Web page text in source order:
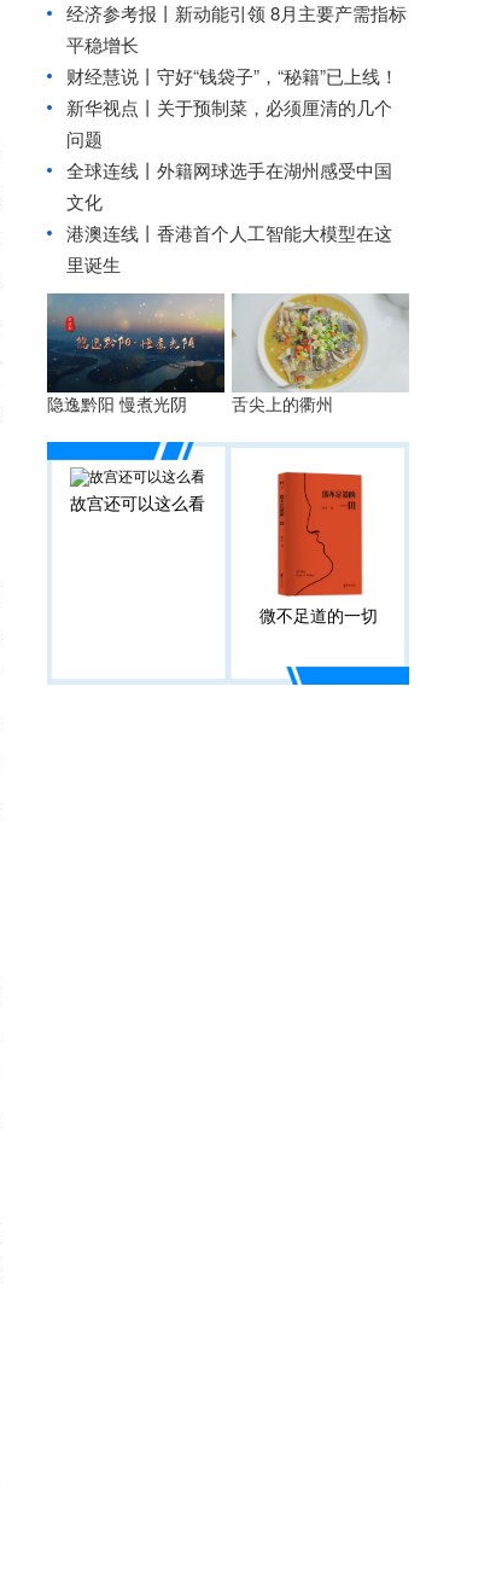
经济参考报丨 新动能引领 8月主要产需指标
平稳增长
财经慧说丨守好“钱袋子”，“秘籍”已上线！
新华视点丨 关于预制菜，必须厘清的几个
问题
全球连线丨 外籍网球选手在湖州感受中国
文化
港澳连线丨 香港首个人工智能大模型在这
里诞生
隐逸黔阳 慢煮光阴 舌尖上的衢州
故宫还可以这么看
微不足道的一切